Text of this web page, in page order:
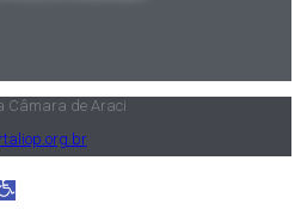
Câmara de Araci